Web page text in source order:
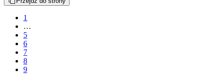
1
…
5
6
7
8
9